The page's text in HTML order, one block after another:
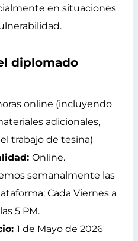
en situaciones
diplomado
online (incluyendo
adicionales,
trabajo de tesina)
Online.
semanalmente las
Cada Viernes a
las 5 PM.
1 de Mayo de 2026